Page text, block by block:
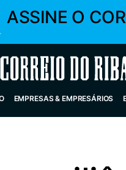
ASSINE O
Correio do Ribatejo
EMPRESAS & EMPRESÁRIOS